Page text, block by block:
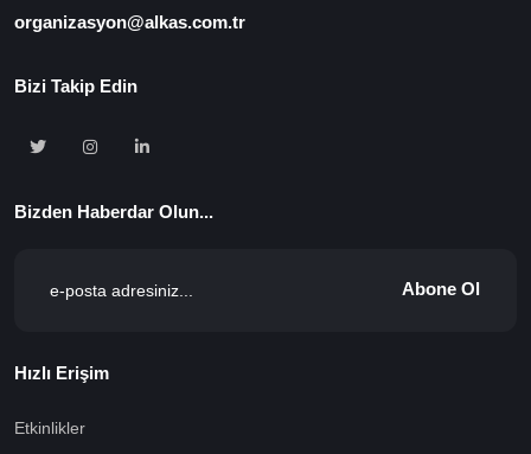
organizasyon@alkas.com.tr
Bizi Takip Edin
Bizden Haberdar Olun...
Abone Ol
Hızlı Erişim
Etkinlikler